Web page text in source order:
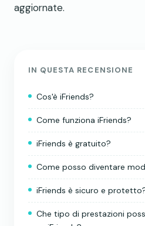
aggiornate.
IN QUESTA RECENSIONE
Cos'è iFriends?
Come funziona iFriends?
iFriends è gratuito?
Come posso diventare
iFriends è sicuro e
Che tipo di prestazioni